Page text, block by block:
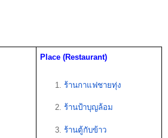
Place (Restaurant)
ร้านกาแฟชายทุ่ง
ร้านป้าบุญล้อม
ร้านตู้กับข้าว